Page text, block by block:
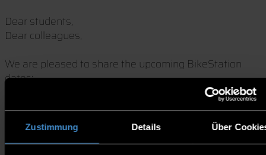
Zustimmung Details Über
Dear students,
Dear colleagues,
We are pleased to share the upcoming BikeStation
dates:
Location: In front of the SILC Building (indoors in the
SILC Building in case of bad weather)
Time: Tuesday at 1:45 pm